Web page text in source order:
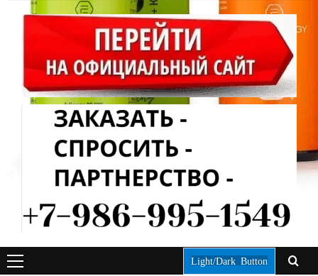
ОСНОВНОЕ
Light/Dark Button